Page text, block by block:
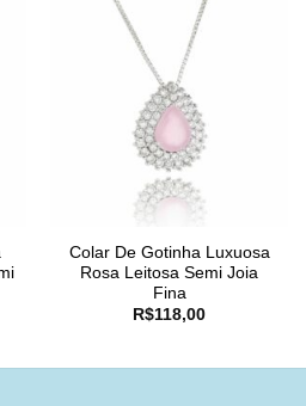
Colar De Gotinha Luxuosa
Rosa Leitosa Semi Joia
Fina
R$118,00